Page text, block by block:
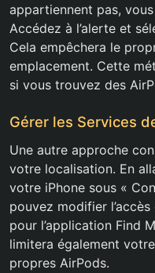
appartiennent pas,
Accédez à l’alerte et
Cela empêchera le
emplacement. Cette
si vous trouvez des
Gérer les Services
Une autre approche
votre localisation. En
votre iPhone sous «
pouvez modifier
pour l’application Find
limitera également
propres AirPods.